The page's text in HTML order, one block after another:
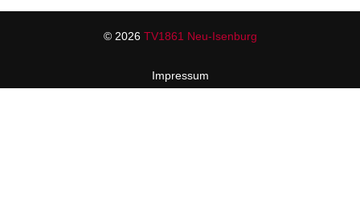
© 2026 TV1861 Neu-Isenburg
Impressum